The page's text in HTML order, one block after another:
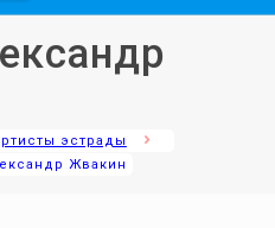
эстрады
Жвакин